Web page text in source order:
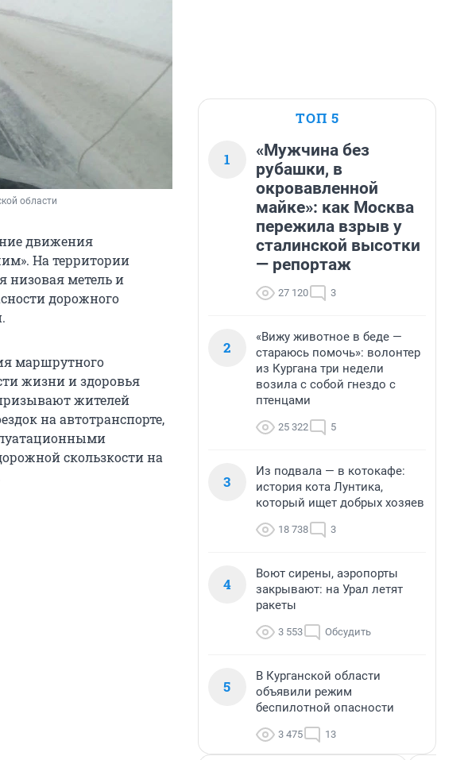
области
движения
На территории
низовая метель и
дорожного
маршрутного
жизни и здоровья
жителей
на автотранспорте,
скользкости на
ТОП 5
1
«Мужчина без
рубашки, в
окровавленной
майке»: как Москва
пережила взрыв у
сталинской высотки
— репортаж
27 120 3
2
«Вижу животное в беде —
стараюсь помочь»: волонтер
из Кургана три недели
возила с собой гнездо с
птенцами
25 322 5
3
Из подвала — в котокафе:
история кота Лунтика,
который ищет добрых хозяев
18 738 3
4
Воют сирены, аэропорты
закрывают: на Урал летят
ракеты
3 553 Обсудить
5
В Курганской области
объявили режим
беспилотной опасности
3 475 13